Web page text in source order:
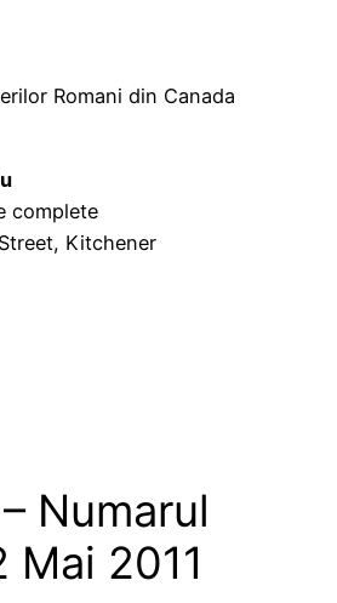
Romani din Canada
complete
Kitchener
Numarul
Mai 2011